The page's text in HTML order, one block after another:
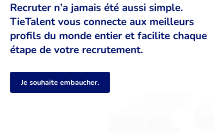
Recruter n’a jamais été aussi simple.
TieTalent vous connecte aux meilleurs
profils du monde entier et facilite chaque
étape de votre recrutement.
Je souhaite embaucher.